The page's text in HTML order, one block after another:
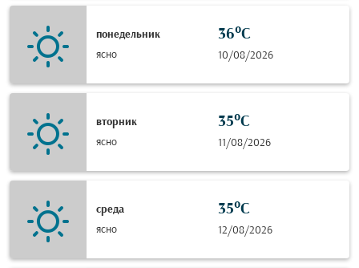
понедельник
ясно
36°C
10/08/2026
вторник
ясно
35°C
11/08/2026
среда
ясно
35°C
12/08/2026